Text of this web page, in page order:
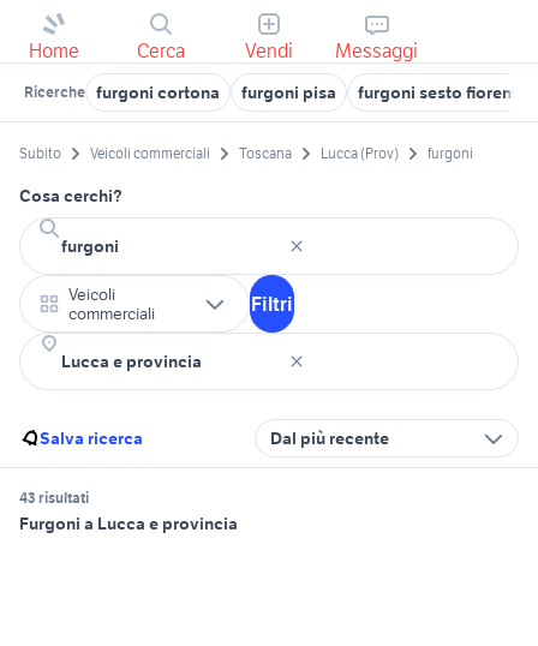
Home Cerca Vendi Messaggi
Ricerche furgoni cortona furgoni pisa furgoni sesto
Subito Veicoli commerciali Toscana Lucca (Prov) furgoni
Cosa cerchi?
Veicoli
commerciali
Filtri
Salva ricerca Dal più recente
43 risultati
Furgoni a Lucca e provincia